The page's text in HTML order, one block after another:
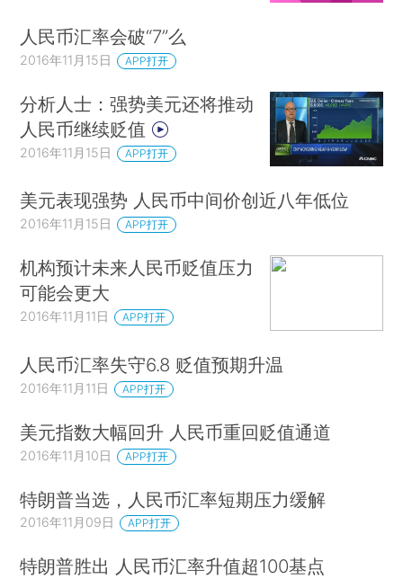
人民币汇率会破“7”么
2016年11月15日 APP打开
分析人士：强势美元还将推动
人民币继续贬值
2016年11月15日 APP打开
美元表现强势 人民币中间价创近八年低位
2016年11月15日 APP打开
机构预计未来人民币贬值压力
可能会更大
2016年11月11日 APP打开
人民币汇率失守6.8 贬值预期升温
2016年11月11日 APP打开
美元指数大幅回升 人民币重回贬值通道
2016年11月10日 APP打开
特朗普当选，人民币汇率短期压力缓解
2016年11月09日 APP打开
特朗普胜出 人民币汇率升值超100基点